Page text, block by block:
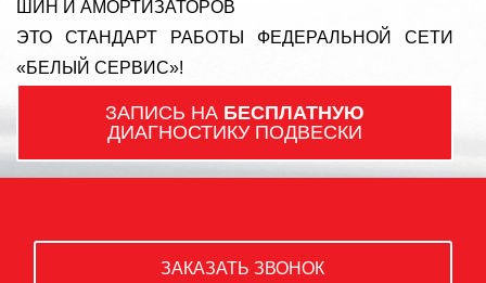
ШИН И АМОРТИЗАТОРОВ
ЭТО СТАНДАРТ РАБОТЫ ФЕДЕРАЛЬНОЙ СЕТИ
«БЕЛЫЙ СЕРВИС»!
ЗАПИСЬ НА БЕСПЛАТНУЮ
ДИАГНОСТИКУ ПОДВЕСКИ
ЗАКАЗАТЬ ЗВОНОК